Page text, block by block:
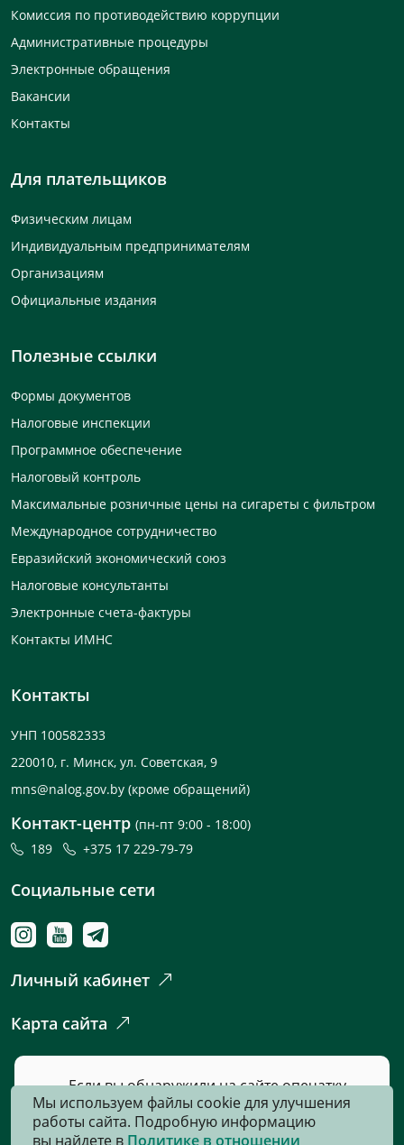
Комиссия по противодействию коррупции
Административные процедуры
Электронные обращения
Вакансии
Контакты
Для плательщиков
Физическим лицам
Индивидуальным предпринимателям
Организациям
Официальные издания
Полезные ссылки
Формы документов
Налоговые инспекции
Программное обеспечение
Налоговый контроль
Максимальные розничные цены на сигареты с фильтром
Международное сотрудничество
Евразийский экономический союз
Налоговые консультанты
Электронные счета-фактуры
Контакты ИМНС
Контакты
УНП 100582333
220010, г. Минск, ул. Советская, 9
mns@nalog.gov.by (кроме обращений)
Контакт-центр (пн-пт 9:00 - 18:00)
189
+375 17 229-79-79
Социальные сети
Личный кабинет
Карта сайта
Если вы обнаружили на сайте опечатку
или неточность, пожалуйста, нажмите
сюдаи сообщите нам об этом.
Мы используем файлы cookie для улучшения
работы сайта. Подробную информацию
вы найдете в Политике в отношении